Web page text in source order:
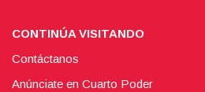
CONTINÚA VISITANDO
Contáctanos
Anúnciate en Cuarto Poder